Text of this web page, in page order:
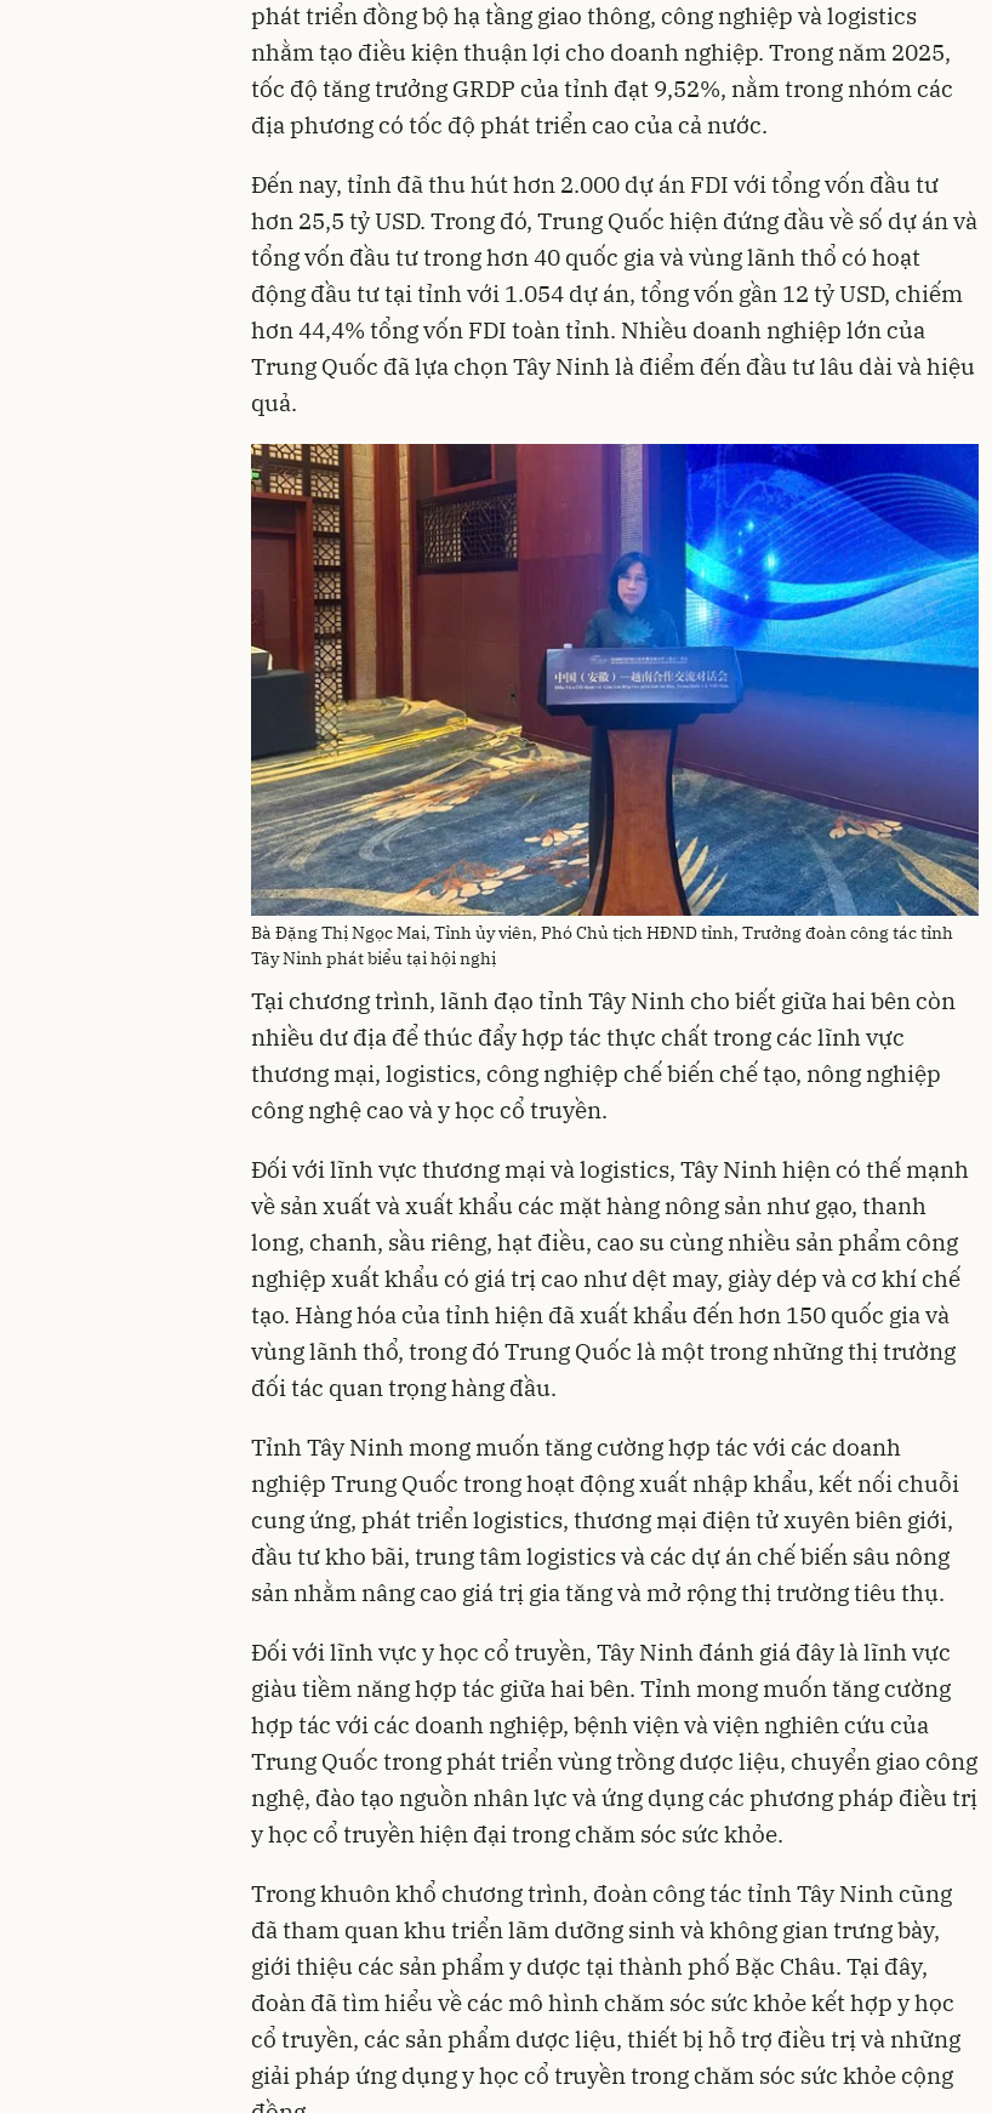
phát triển đồng bộ hạ tầng giao thông, công nghiệp và logistics
nhằm tạo điều kiện thuận lợi cho doanh nghiệp. Trong năm 2025,
tốc độ tăng trưởng GRDP của tỉnh đạt 9,52%, nằm trong nhóm các
địa phương có tốc độ phát triển cao của cả nước.
Đến nay, tỉnh đã thu hút hơn 2.000 dự án FDI với tổng vốn đầu tư
hơn 25,5 tỷ USD. Trong đó, Trung Quốc hiện đứng đầu về số dự án và
tổng vốn đầu tư trong hơn 40 quốc gia và vùng lãnh thổ có hoạt
động đầu tư tại tỉnh với 1.054 dự án, tổng vốn gần 12 tỷ USD, chiếm
hơn 44,4% tổng vốn FDI toàn tỉnh. Nhiều doanh nghiệp lớn của
Trung Quốc đã lựa chọn Tây Ninh là điểm đến đầu tư lâu dài và hiệu
quả.
Bà Đặng Thị Ngọc Mai, Tỉnh ủy viên, Phó Chủ tịch HĐND tỉnh, Trưởng đoàn công tác tỉnh
Tây Ninh phát biểu tại hội nghị
Tại chương trình, lãnh đạo tỉnh Tây Ninh cho biết giữa hai bên còn
nhiều dư địa để thúc đẩy hợp tác thực chất trong các lĩnh vực
thương mại, logistics, công nghiệp chế biến chế tạo, nông nghiệp
công nghệ cao và y học cổ truyền.
Đối với lĩnh vực thương mại và logistics, Tây Ninh hiện có thế mạnh
về sản xuất và xuất khẩu các mặt hàng nông sản như gạo, thanh
long, chanh, sầu riêng, hạt điều, cao su cùng nhiều sản phẩm công
nghiệp xuất khẩu có giá trị cao như dệt may, giày dép và cơ khí chế
tạo. Hàng hóa của tỉnh hiện đã xuất khẩu đến hơn 150 quốc gia và
vùng lãnh thổ, trong đó Trung Quốc là một trong những thị trường
đối tác quan trọng hàng đầu.
Tỉnh Tây Ninh mong muốn tăng cường hợp tác với các doanh
nghiệp Trung Quốc trong hoạt động xuất nhập khẩu, kết nối chuỗi
cung ứng, phát triển logistics, thương mại điện tử xuyên biên giới,
đầu tư kho bãi, trung tâm logistics và các dự án chế biến sâu nông
sản nhằm nâng cao giá trị gia tăng và mở rộng thị trường tiêu thụ.
Đối với lĩnh vực y học cổ truyền, Tây Ninh đánh giá đây là lĩnh vực
giàu tiềm năng hợp tác giữa hai bên. Tỉnh mong muốn tăng cường
hợp tác với các doanh nghiệp, bệnh viện và viện nghiên cứu của
Trung Quốc trong phát triển vùng trồng dược liệu, chuyển giao công
nghệ, đào tạo nguồn nhân lực và ứng dụng các phương pháp điều trị
y học cổ truyền hiện đại trong chăm sóc sức khỏe.
Trong khuôn khổ chương trình, đoàn công tác tỉnh Tây Ninh cũng
đã tham quan khu triển lãm dưỡng sinh và không gian trưng bày,
giới thiệu các sản phẩm y dược tại thành phố Bặc Châu. Tại đây,
đoàn đã tìm hiểu về các mô hình chăm sóc sức khỏe kết hợp y học
cổ truyền, các sản phẩm dược liệu, thiết bị hỗ trợ điều trị và những
giải pháp ứng dụng y học cổ truyền trong chăm sóc sức khỏe cộng